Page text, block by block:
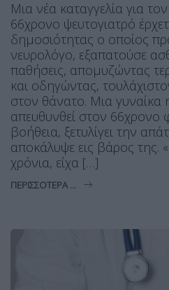
Μια νέα καταγγελία για τον
66χρονο ψευτογιατρό
δημοσιότητας ο οποίος
νευρολόγο, εξαπατούσε
παθήσεις, απομυζώντας
και οδηγώντας,
στον θάνατο. Μια γυναίκα
απευθυνθεί στον 66χρονο
βοήθεια, ξετυλίγει την
αποκάλυψε εις βάρος της.
χρόνια, είχα […]
ΠΕΡΙΣΣΌΤΕΡΑ ...